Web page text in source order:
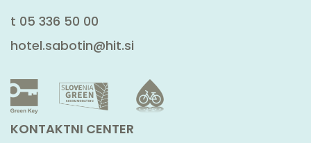
t 05 336 50 00
hotel.sabotin@hit.si
KONTAKTNI CENTER